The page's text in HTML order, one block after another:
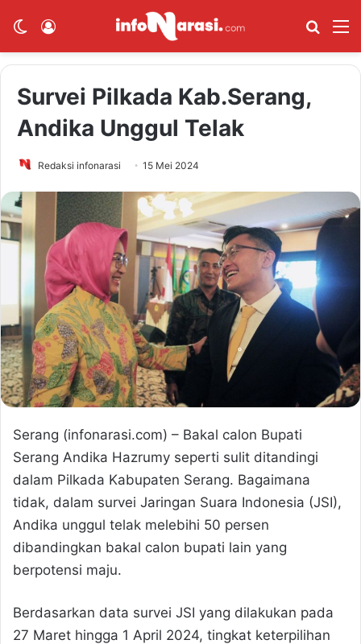
Switch skin Cari
Survei Pilkada Kab.Serang,
Andika Unggul Telak
Redaksi infonarasi 15 Mei 2024
Serang (infonarasi.com) – Bakal calon Bupati
Serang Andika Hazrumy seperti sulit ditandingi
dalam Pilkada Kabupaten Serang. Bagaimana
tidak, dalam survei Jaringan Suara Indonesia (JSI),
Andika unggul telak melebihi 50 persen
dibandingkan bakal calon bupati lain yang
berpotensi maju.
Berdasarkan data survei JSI yang dilakukan pada
27 Maret hingga 1 April 2024, tingkat keterpilihan